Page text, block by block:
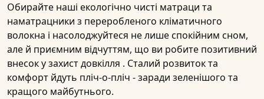
Обирайте наші екологічно чисті матраци та
наматрацники з переробленого кліматичного
волокна і насолоджуйтеся не лише спокійним сном,
але й приємним відчуттям, що ви робите позитивний
внесок узахист довкілля . Сталий розвиток та
комфорт йдуть пліч-о-пліч - заради зеленішого та
кращого майбутнього.